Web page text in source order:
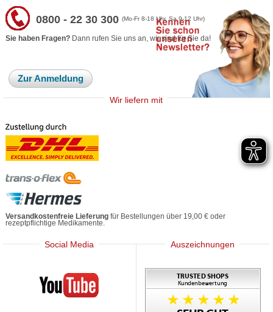
0800 - 22 30 300(Mo-Fr 8-18 Uhr, Sa 9-12 Uhr)
Sie haben Fragen? Dann rufen Sie uns an, wir sind für Sie da!
Zur Anmeldung
Wir liefern mit
Versandkostenfreie Lieferung für Bestellungen über 19,00 € oder
rezeptpflichtige Medikamente.
Social Media
Mediherz
Auszeichnungen